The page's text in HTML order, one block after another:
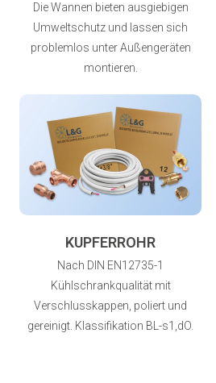
Die Wannen bieten ausgiebigen
Umweltschutz und lassen sich
problemlos unter Außengeräten
montieren.
KUPFERROHR
Nach DIN EN12735-1
Kühlschrankqualität mit
Verschlusskappen, poliert und
gereinigt. Klassifikation BL-s1,dO.